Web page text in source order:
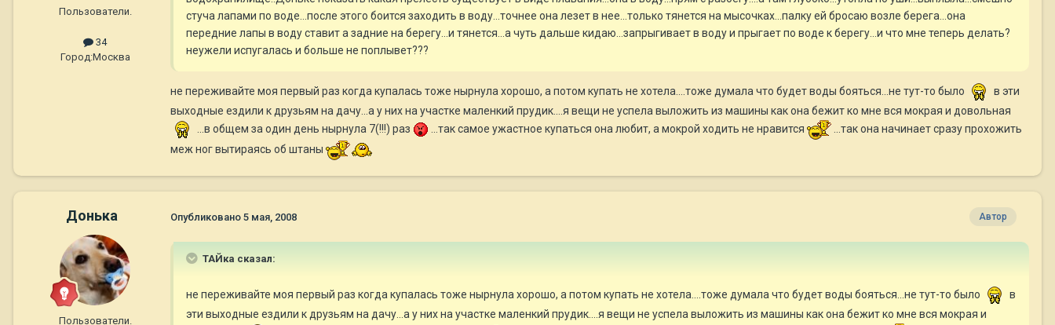
Пользователи.
34
Город:Москва
стуча лапами по воде...после этого боится заходить в воду...точнее она лезет в нее...только тянется на мысочках...палку ей бросаю возле берега...она
передние лапы в воду ставит а задние на берегу...и тянется...а чуть дальше кидаю...запрыгивает в воду и прыгает по воде к берегу...и что мне теперь делать?
неужели испугалась и больше не поплывет???
не переживайте моя первый раз когда купалась тоже нырнула хорошо, а потом купать не хотела....тоже думала что будет воды бояться...не тут-то было
в эти
выходные ездили к друзьям на дачу...а у них на участке маленкий прудик....я вещи не успела выложить из машины как она бежит ко мне вся мокрая и довольная
...в общем за один день нырнула 7(!!!) раз
...так самое ужастное купаться она любит, а мокрой ходить не нравится
...так она начинает сразу прохожить
меж ног вытираясь об штаны
Донька
Пользователи.
Автор
Опубликовано 5 мая, 2008
ТАЙка сказал:
не переживайте моя первый раз когда купалась тоже нырнула хорошо, а потом купать не хотела....тоже думала что будет воды бояться...не тут-то было
в
эти выходные ездили к друзьям на дачу...а у них на участке маленкий прудик....я вещи не успела выложить из машины как она бежит ко мне вся мокрая и